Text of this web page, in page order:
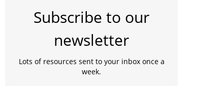
Subscribe to our
newsletter
Lots of resources sent to your inbox once a
week.